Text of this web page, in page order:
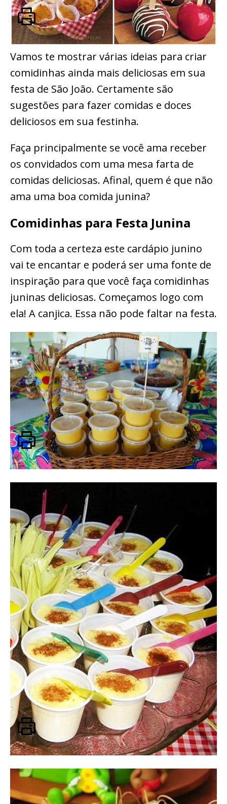
Vamos te mostrar várias ideias para criar
comidinhas ainda mais deliciosas em sua
festa de São João. Certamente são
sugestões para fazer comidas e doces
deliciosos em sua festinha.
Faça principalmente se você ama receber
os convidados com uma mesa farta de
comidas deliciosas. Afinal, quem é que não
ama uma boa comida junina?
Comidinhas para Festa Junina
Com toda a certeza este cardápio junino
vai te encantar e poderá ser uma fonte de
inspiração para que você faça comidinhas
juninas deliciosas. Começamos logo com
ela! A canjica. Essa não pode faltar na festa.